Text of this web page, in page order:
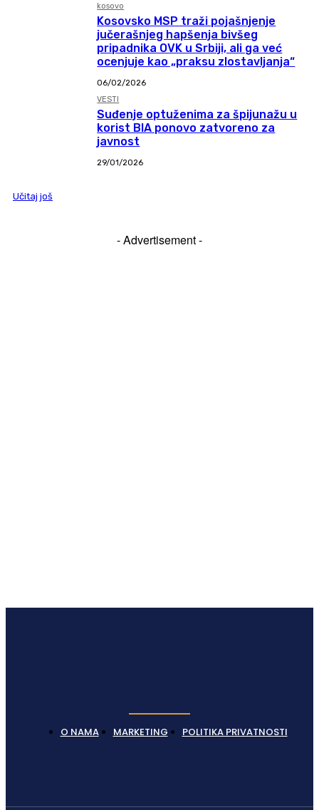
kosovo
Kosovsko MSP traži pojašnjenje
jučerašnjeg hapšenja bivšeg
pripadnika OVK u Srbiji, ali ga već
ocenjuje kao „praksu zlostavljanja“
06/02/2026
VESTI
Suđenje optuženima za špijunažu u
korist BIA ponovo zatvoreno za
javnost
29/01/2026
Učitaj još
- Advertisement -
O NAMA MARKETING POLITIKA PRIVATNOSTI